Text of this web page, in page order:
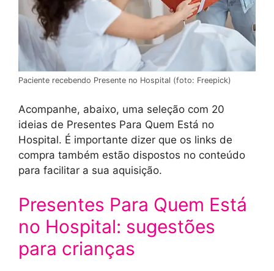
Paciente recebendo Presente no Hospital (foto: Freepick)
Acompanhe, abaixo, uma seleção com 20
ideias de Presentes Para Quem Está no
Hospital. É importante dizer que os links de
compra também estão dispostos no conteúdo
para facilitar a sua aquisição.
Presentes Para Quem Está
no Hospital: sugestões
para crianças